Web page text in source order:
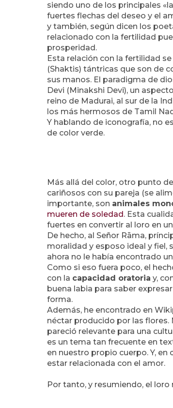
siendo uno de los principales
fuertes flechas del deseo y el
y también, según dicen los
relacionado con la fertilidad
prosperidad.
Esta relación con la fertilidad
(Shaktis) tántricas que son de
sus manos. El paradigma de
Devi (Minakshi Devi), un
reino de Madurai, al sur de la
los más hermosos de Tamil
Y hablando de iconografía, no
de color verde.
Más allá del color, otro punto
cariñosos con su pareja (se
importante, son animales
mueren de soledad. Esta
fuertes en convertir al loro en
De hecho, al Señor Rāma,
moralidad y esposo ideal y fiel,
ahora no le había encontrado
Como si eso fuera poco, el
con la capacidad oratoria y,
buena labia para saber
forma.
Además, he encontrado en
néctar producido por las flores.
pareció relevante para una
es un tema tan frecuente en
en nuestro propio cuerpo. Y,
estar relacionada con el amor.
Por tanto, y resumiendo, el loro